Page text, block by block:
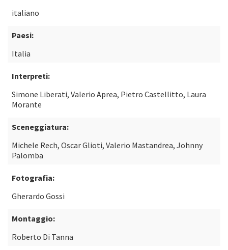
italiano
Paesi:
Italia
Interpreti:
Simone Liberati, Valerio Aprea, Pietro Castellitto, Laura
Morante
Sceneggiatura:
Michele Rech, Oscar Glioti, Valerio Mastandrea, Johnny
Palomba
Fotografia:
Gherardo Gossi
Montaggio:
Roberto Di Tanna